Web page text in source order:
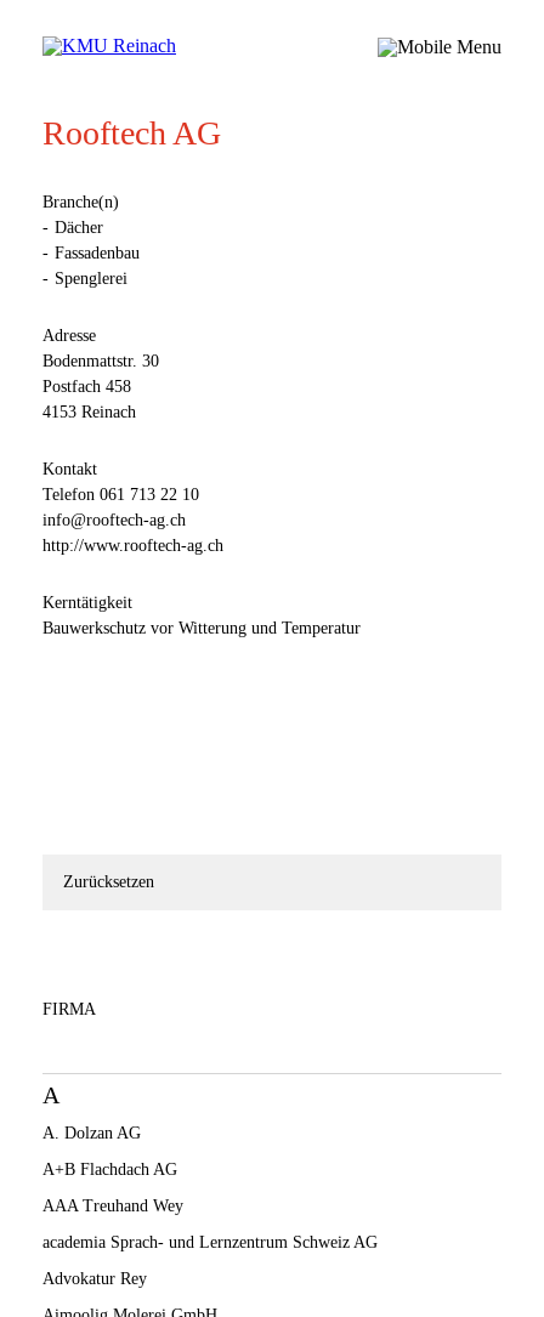
Rooftech AG
Branche(n)
Dächer
Fassadenbau
Spenglerei
Adresse
Bodenmattstr. 30
Postfach 458
4153 Reinach
Kontakt
Telefon 061 713 22 10
info@rooftech-ag.ch
http://www.rooftech-ag.ch
Kerntätigkeit
Bauwerkschutz vor Witterung und Temperatur
Zurücksetzen
FIRMA
A
A. Dolzan AG
A+B Flachdach AG
AAA Treuhand Wey
academia Sprach- und Lernzentrum Schweiz AG
Advokatur Rey